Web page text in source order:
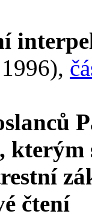
kterým
čtení